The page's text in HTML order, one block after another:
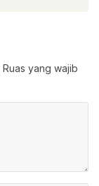
Ruas yang wajib